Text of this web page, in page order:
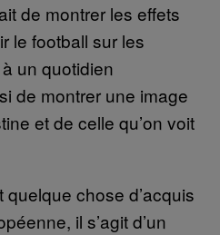
de montrer les effets
le football sur les
un quotidien
de montrer une image
et de celle qu’on voit
chose d’acquis
il s’agit d’un